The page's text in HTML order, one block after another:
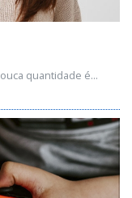
quantidade é...